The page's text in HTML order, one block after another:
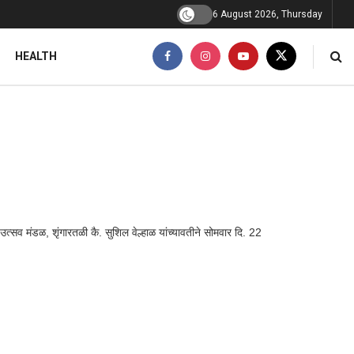
6 August 2026, Thursday
HEALTH
मंडळ, शृंगारतळी कै. सुशिल वेल्हाळ यांच्यावतीने सोमवार दि. 22